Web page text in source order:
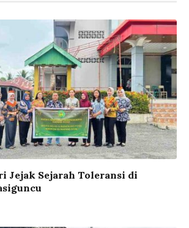
Jejak Sejarah Toleransi di